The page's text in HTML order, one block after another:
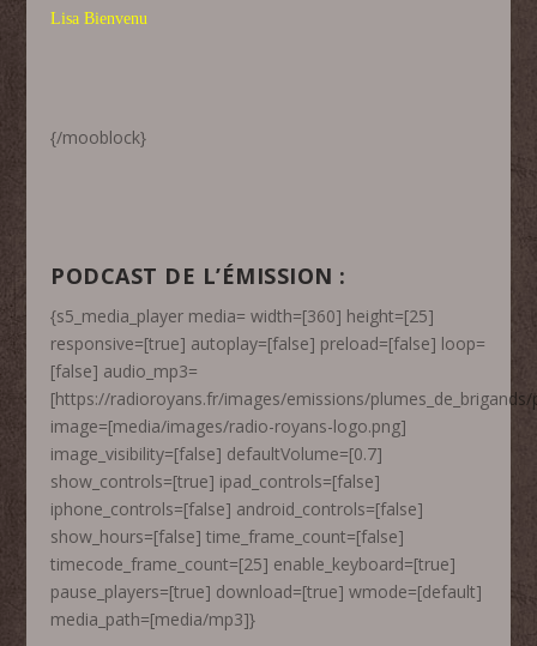
Lisa Bienvenu
{/mooblock}
PODCAST DE L’ÉMISSION :
{s5_media_player media= width=[360] height=[25]
responsive=[true] autoplay=[false] preload=[false] loop=
[false] audio_mp3=
[https://radioroyans.fr/images/emissions/
image=[media/images/radio-royans-logo.png]
image_visibility=[false] defaultVolume=[0.7]
show_controls=[true] ipad_controls=[false]
iphone_controls=[false] android_controls=[false]
show_hours=[false] time_frame_count=[false]
timecode_frame_count=[25] enable_keyboard=[true]
pause_players=[true] download=[true] wmode=[default]
media_path=[media/mp3]}